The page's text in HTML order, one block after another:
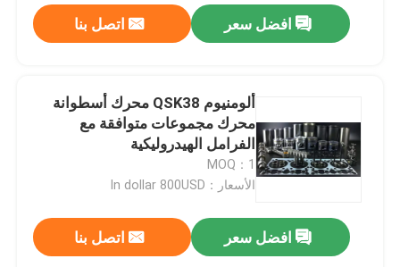
افضل سعر اتصل بنا
ألومنيوم QSK38 محرك أسطوانة
محرك مجموعات متوافقة مع
الفرامل الهيدروليكية
MOQ：1
الأسعار：In dollar 800USD
افضل سعر اتصل بنا